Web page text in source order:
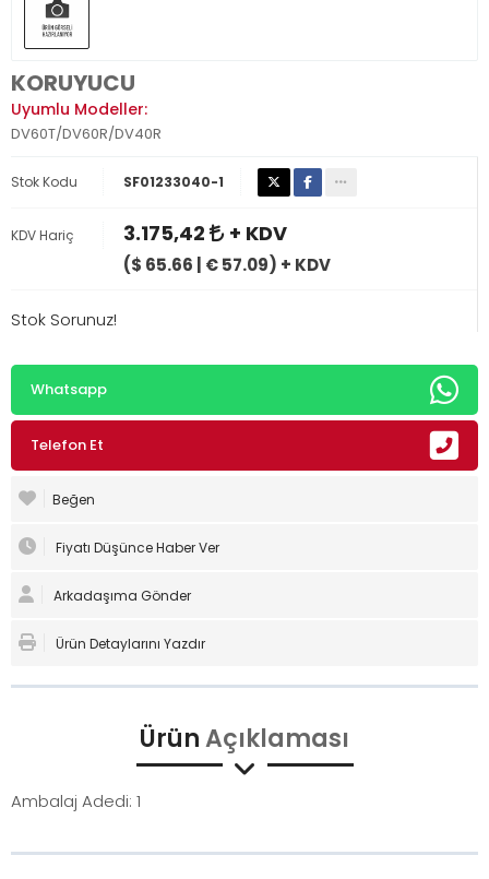
KORUYUCU
Uyumlu Modeller:
DV60T/DV60R/DV40R
Stok Kodu SF01233040-1
KDV Hariç 3.175,42 + KDV
($ 65.66 | € 57.09) + KDV
Stok Sorunuz!
Whatsapp
Telefon Et
Beğen
Fiyatı Düşünce Haber Ver
Arkadaşıma Gönder
Ürün Detaylarını Yazdır
ÜrünAçıklaması
Ambalaj Adedi: 1